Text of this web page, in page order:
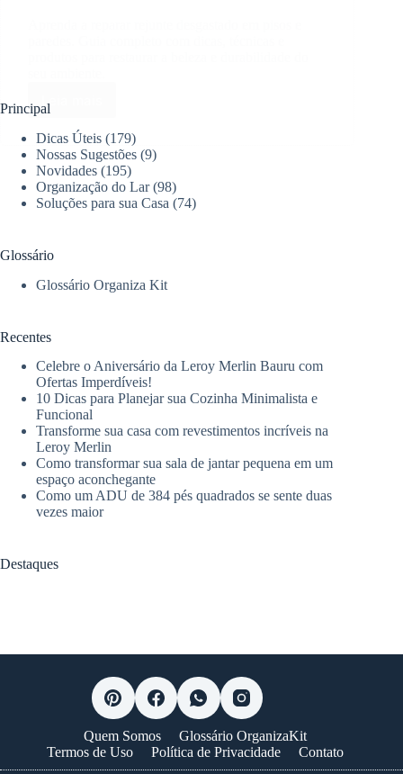
Leia mais
Desgastado
em
Pisos
e
Paredes:
Principal
Dicas Úteis (179)
Nossas Sugestões (9)
Novidades (195)
Organização do Lar(98)
Soluções para sua Casa (74)
Glossário
Glossário Organiza Kit
Recentes
Celebre o Aniversário da Leroy Merlin Bauru com
Ofertas Imperdíveis!
10 Dicas para Planejar sua Cozinha Minimalista e
Funcional
Transforme sua casa com revestimentos incríveis na
Leroy Merlin
Como transformar sua sala de jantar pequena em um
espaço aconchegante
Como um ADU de 384 pés quadrados se sente duas
vezes maior
Destaques
Quem Somos
Glossário OrganizaKit
Termos de Uso
Política de Privacidade Contato